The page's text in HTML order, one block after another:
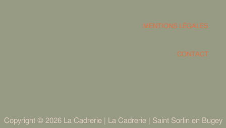
MENTIONS LÉGALES
CONTACT
Copyright © 2026 La Cadrerie | La Cadrerie | Saint Sorlin en Bugey